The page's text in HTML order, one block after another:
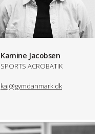
Kamine Jacobsen
SPORTS ACROBATIK
kaj@gymdanmark.dk